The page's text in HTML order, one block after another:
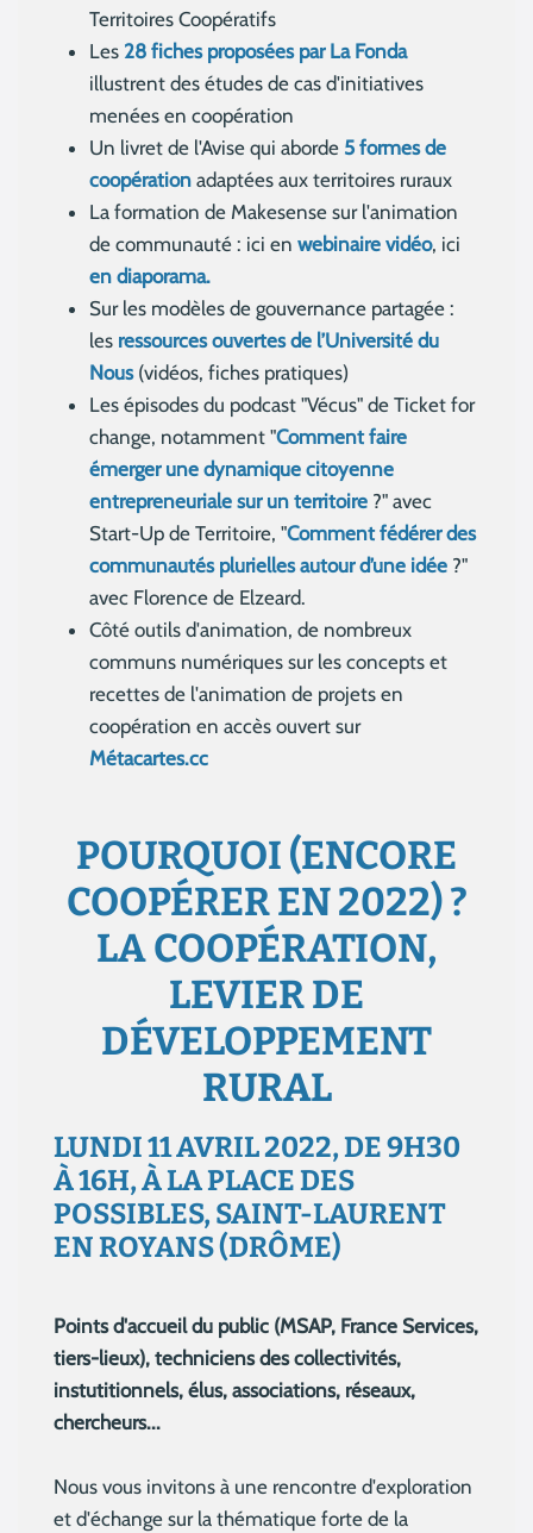
Territoires Coopératifs
Les 28 fiches proposées par La Fonda
illustrent des études de cas d'initiatives
menées en coopération
Un livret de l'Avise qui aborde 5 formes de
coopération adaptées aux territoires ruraux
La formation de Makesense sur l'animation
de communauté : ici en webinaire vidéo, ici
en diaporama.
Sur les modèles de gouvernance partagée :
les ressources ouvertes de l’Université du
Nous(vidéos, fiches pratiques)
Les épisodes du podcast "Vécus" de Ticket for
change, notamment "Comment faire
émerger une dynamique citoyenne
entrepreneuriale sur un territoire ?" avec
Start-Up de Territoire, "Comment fédérer des
communautés plurielles autour d’une idée ?"
avec Florence de Elzeard.
Côté outils d'animation, de nombreux
communs numériques sur les concepts et
recettes de l'animation de projets en
coopération en accès ouvert sur
Métacartes.cc
POURQUOI (ENCORE
COOPÉRER EN 2022) ?
LA COOPÉRATION,
LEVIER DE
DÉVELOPPEMENT
RURAL
LUNDI 11 AVRIL 2022, DE 9H30
À 16H, À LA PLACE DES
POSSIBLES, SAINT-LAURENT
EN ROYANS (DRÔME)
Points d'accueil du public (MSAP, France Services,
tiers-lieux), techniciens des collectivités,
instutitionnels, élus, associations, réseaux,
chercheurs...
Nous vous invitons à une rencontre d'exploration
et d'échange sur la thématique forte de la